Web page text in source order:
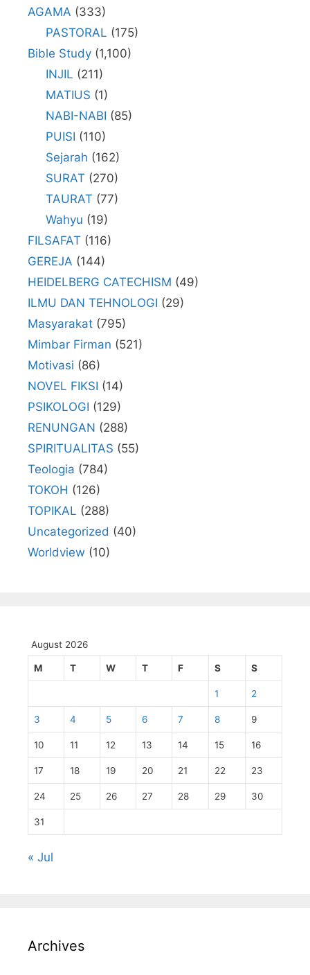
AGAMA (333)
PASTORAL (175)
Bible Study (1,100)
INJIL (211)
MATIUS (1)
NABI-NABI (85)
PUISI (110)
Sejarah (162)
SURAT (270)
TAURAT (77)
Wahyu (19)
FILSAFAT (116)
GEREJA (144)
HEIDELBERG CATECHISM (49)
ILMU DAN TEHNOLOGI (29)
Masyarakat (795)
Mimbar Firman (521)
Motivasi (86)
NOVEL FIKSI (14)
PSIKOLOGI (129)
RENUNGAN (288)
SPIRITUALITAS (55)
Teologia (784)
TOKOH (126)
TOPIKAL (288)
Uncategorized (40)
Worldview (10)
August 2026
M T W T F S S
1 2
3 4 5 6 7 8 9
10 11 12 13 14 15 16
17 18 19 20 21 22 23
24 25 26 27 28 29 30
31
« Jul
Archives